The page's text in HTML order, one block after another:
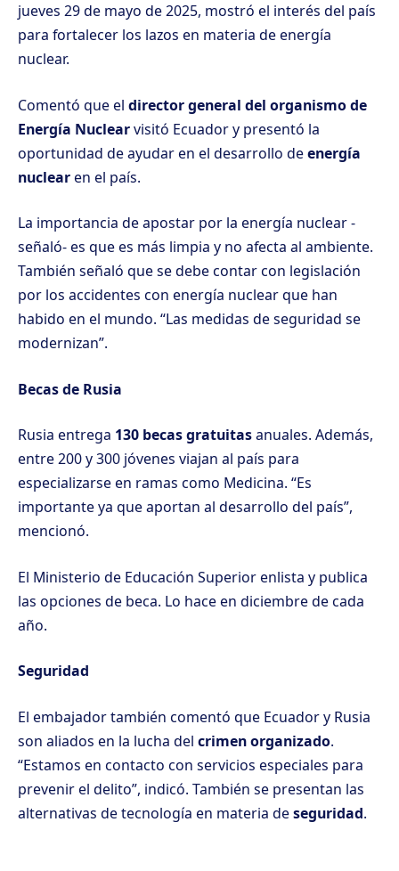
jueves 29 de mayo de 2025, mostró el interés del país
para fortalecer los lazos en materia de energía
nuclear.
Comentó que el director general del organismo de
Energía Nuclearvisitó Ecuador y presentó la
oportunidad de ayudar en el desarrollo deenergía
nuclearen el país.
La importancia de apostar por la energía nuclear -
señaló- es que es más limpia y no afecta al ambiente.
También señaló que se debe contar con legislación
por los accidentes con energía nuclear que han
habido en el mundo. “Las medidas de seguridad se
modernizan”.
Becas de Rusia
Rusia entrega 130 becas gratuitasanuales. Además,
entre 200 y 300 jóvenes viajan al país para
especializarse en ramas como Medicina. “Es
importante ya que aportan al desarrollo del país”,
mencionó.
El Ministerio de Educación Superior enlista y publica
las opciones de beca. Lo hace en diciembre de cada
año.
Seguridad
El embajador también comentó que Ecuador y Rusia
son aliados en la lucha del crimen organizado.
“Estamos en contacto con servicios especiales para
prevenir el delito”, indicó. También se presentan las
alternativas de tecnología en materia deseguridad.